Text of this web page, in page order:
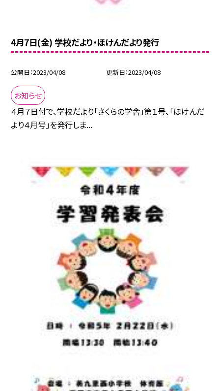
4月7日(金) 学校だより・ほけんだより発行
公開日 2023/04/08 更新日 2023/04/08
お知らせ
４月７日付で、学校だより「さくらの学舎」第１号、「ほけんだ
より４月号」を発行しま...